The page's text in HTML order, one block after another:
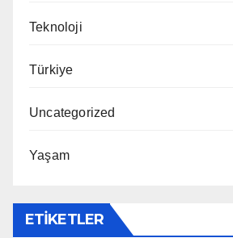
Teknoloji
Türkiye
Uncategorized
Yaşam
ETIKETLER